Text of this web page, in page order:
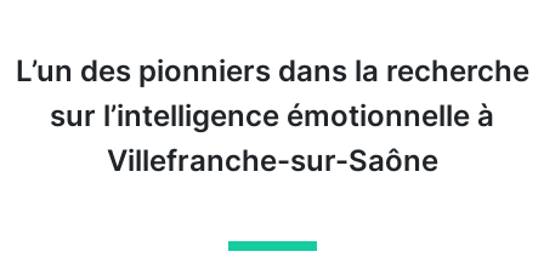
L’un des pionniers dans la recherche
sur l’intelligence émotionnelle à
Villefranche-sur-Saône